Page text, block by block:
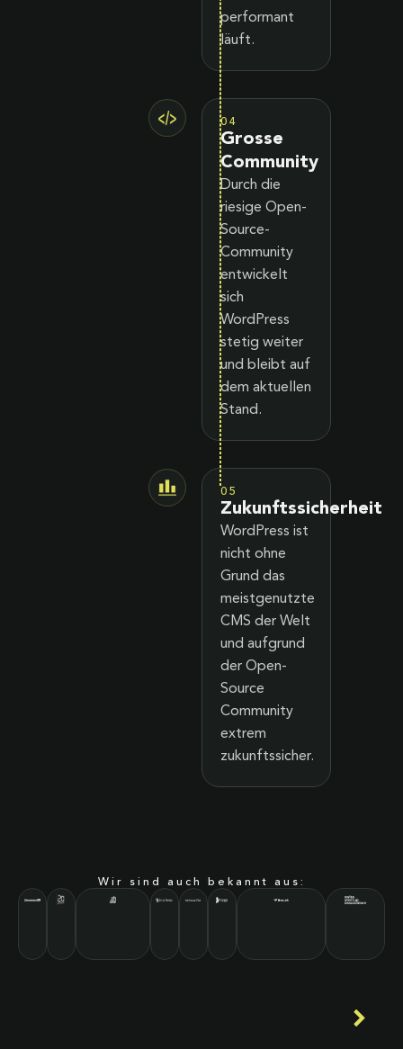
performant
läuft.
04
Grosse
Community
Durch die
riesige Open-
Source-
Community
entwickelt
sich
WordPress
stetig weiter
und bleibt auf
dem aktuellen
Stand.
05
Zukunftssicherheit
WordPress ist
nicht ohne
Grund das
meistgenutzte
CMS der Welt
und aufgrund
der Open-
Source
Community
extrem
zukunftssicher.
Wir sind auch bekannt aus: